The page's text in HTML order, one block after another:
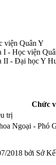
viện Quân Y
I - Học viện
II - Đại học Y
Chức
trị
Ngoại - Phó
2018 bởi Sở